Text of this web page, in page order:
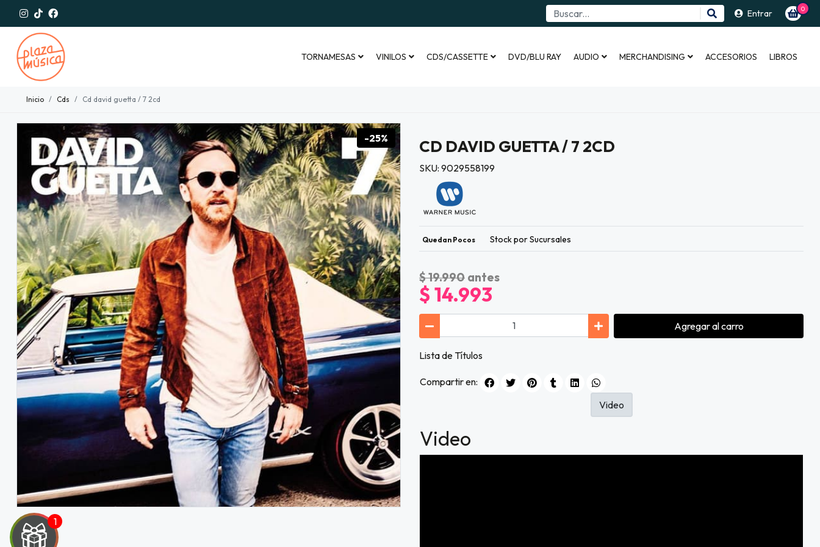
Entrar 0
TORNAMESAS VINILOS CDS/CASSETTE DVD/BLU RAY AUDIO MERCHANDISING ACCESORIOS LIBROS
Inicio Cds Cd david guetta / 7 2cd
-25% CD DAVID GUETTA / 7 2CD
SKU: 9029558199
Quedan Pocos Stock por Sucursales
$ 19.990 antes
$ 14.993
Agregaral carro
Lista de Títulos
Compartir en:
Video
Video